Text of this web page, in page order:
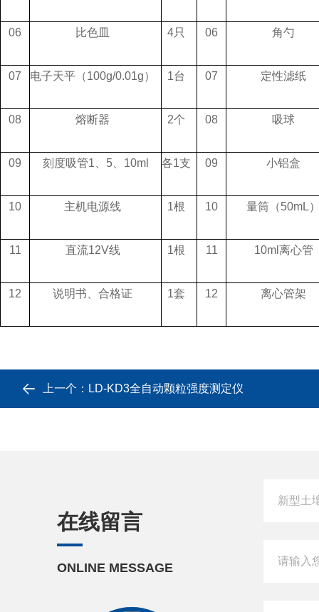
06 比色皿 4只 06 角勺
07 电子天平（100g/0.01g） 1台 07 定性滤纸
08 熔断器 2个 08 吸球
09 刻度吸管1、5、10ml 各1支 09 小铝盒
10 主机电源线 1根 10 量筒（50mL
11 直流12V线 1根 11 10ml离心管
12 说明书、合格证 1套 12 离心管架
上一个： LD-KD3全自动颗粒强度测定仪
在线留言
ONLINE MESSAGE